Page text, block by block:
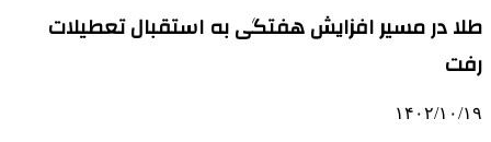
طلا در مسیر افزایش هفتگی به استقبال تعطیلات
رفت
۱۴۰۲/۱۰/۱۹